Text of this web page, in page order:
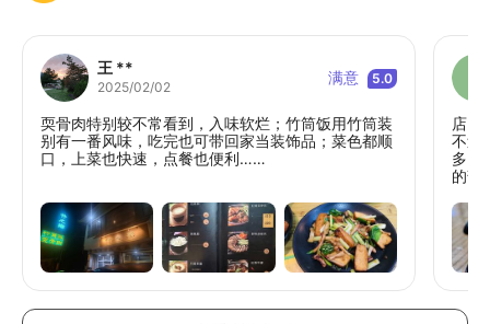
王 **
2025/02/02 满意 5.0
耎骨肉特别较不常看到，入味软烂；竹筒饭用竹筒装
别有一番风味，吃完也可带回家当装饰品；菜色都顺
口，上菜也快速，点餐也便利……
店内
不过
多，
的部
地都
嫩
有特
粗，